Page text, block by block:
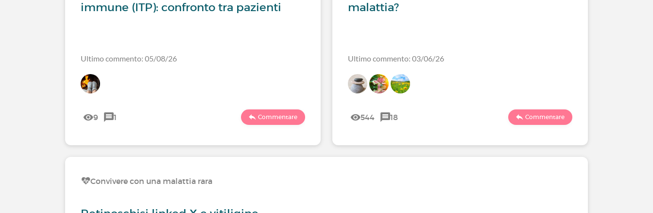
immune (ITP): confronto tra pazienti
Ultimo commento: 05/08/26
9 1 Commentare
malattia?
Ultimo commento: 03/06/26
544 18 Commentare
Convivere con una malattia rara